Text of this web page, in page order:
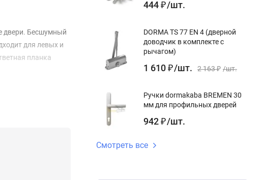
двери. Бесшумный
для левых и
планка
444 ₽ /шт.
DORMA TS 77 EN 4 (дверной
доводчик в комплекте с
рычагом)
1 610 ₽ /шт. 2 163 ₽ /шт.
Ручки dormakaba BREMEN 30
мм для профильных дверей
942 ₽ /шт.
Смотреть все